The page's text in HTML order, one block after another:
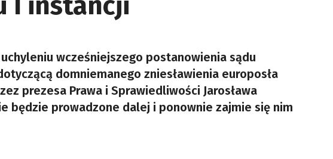
wcześniejszego postanowienia sądu
domniemanego zniesławienia europosła
prezesa Prawa i Sprawiedliwości Jarosława
będzie prowadzone dalej i ponownie zajmie się nim